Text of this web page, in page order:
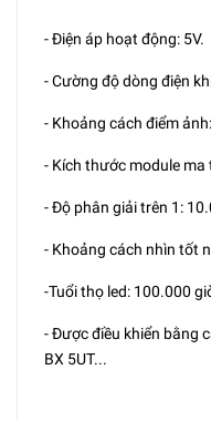
- Điện áp hoạt động: 5V.
- Cường độ dòng điện
- Khoảng cách điểm
- Kích thước module
- Độ phân giải trên 1:
- Khoảng cách nhìn tốt
-Tuổi thọ led: 100.000
- Được điều khiển bằng
BX 5UT...